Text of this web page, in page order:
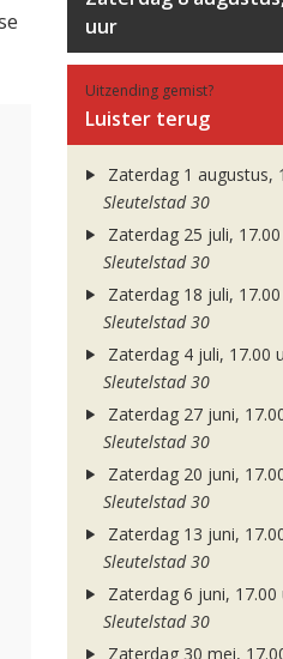
uur
Uitzending gemist?
Luister terug
Zaterdag 1 augustus,
Sleutelstad 30
Zaterdag 25 juli,
Sleutelstad 30
Zaterdag 18 juli,
Sleutelstad 30
Zaterdag 4 juli, 17.00
Sleutelstad 30
Zaterdag 27 juni,
Sleutelstad 30
Zaterdag 20 juni,
Sleutelstad 30
Zaterdag 13 juni,
Sleutelstad 30
Zaterdag 6 juni, 17.00
Sleutelstad 30
Zaterdag 30 mei,